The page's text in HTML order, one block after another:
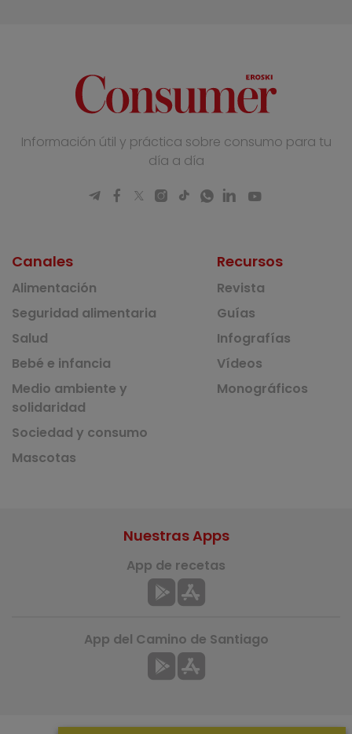
Información útil y práctica sobre consumo para tu
día a día
Canales
Alimentación
Seguridad alimentaria
Salud
Bebé e infancia
Medio ambiente y
solidaridad
Sociedad y consumo
Mascotas
Recursos
Revista
Guías
Infografías
Vídeos
Monográficos
Nuestras Apps
App de recetas
App del Camino de Santiago